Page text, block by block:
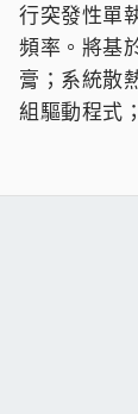
行突發性單
頻率。將基
膏；系統散
組驅動程式